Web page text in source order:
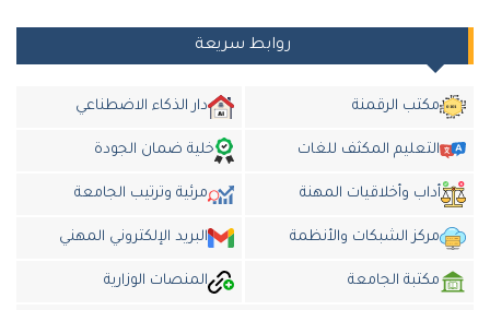
روابط سريعة
مكتب الرقمنة دار الذكاء الاضطناعي
التعليم المكثف للغات خلية ضمان الجودة
أداب وأخلاقيات المهنة مرئية وترتيب الجامعة
مركز الشبكات والأنظمة البريد الإلكتروني المهني
مكتبة الجامعة المنصات الوزارية